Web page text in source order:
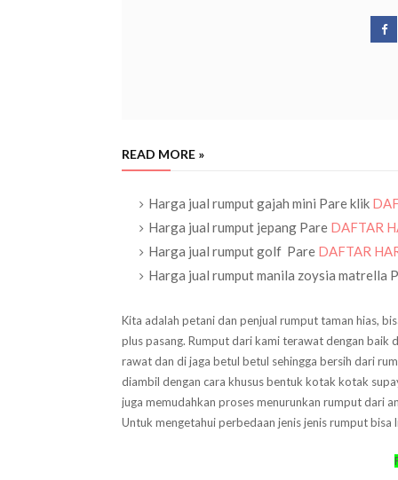
READ MORE »
Harga jual rumput gajah mini Pare klik
Harga jual rumput jepang Pare DAFTAR
Harga jual rumput golf Pare DAFTAR
Harga jual rumput manila zoysia matrella
Kita adalah petani dan penjual rumput taman hias,
plus pasang. Rumput dari kami terawat dengan baik
rawat dan di jaga betul betul sehingga bersih dari
diambil dengan cara khusus bentuk kotak kotak
juga memudahkan proses menurunkan rumput dari
Untuk mengetahui perbedaan jenis jenis rumput bisa